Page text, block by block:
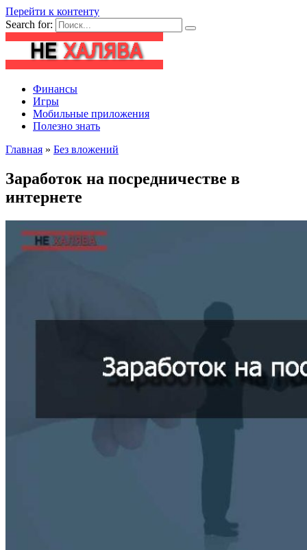
Перейти к контенту
Search for:
Финансы
Игры
Мобильные приложения
Полезно знать
Главная » Без вложений
Заработок на посредничестве в
интернете